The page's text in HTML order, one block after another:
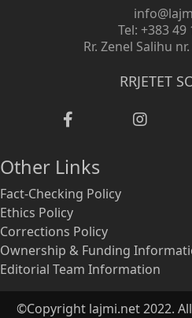
Tel: +383 49
Rr. Zenel Salihu
RRJETET
Other Links
Fact-Checking Policy
Ethics Policy
Corrections Policy
Ownership & Funding
Editorial Team Information
©Copyright lajmi.net 2022.